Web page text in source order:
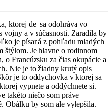
ktorej dej sa odohráva vo
vojny a v súčasnosti. Zaradila by
je písaná z pohľadu mladých
štýlom. Je hlavne o rodinnom
o Francúzsku za čias okupácie a
Nie je to žiadny krutý opis
je to oddychovka v ktorej sa
vypnete a oddýchnete si.
takéto niečo som práve
Obálku by som ale vylepšila.